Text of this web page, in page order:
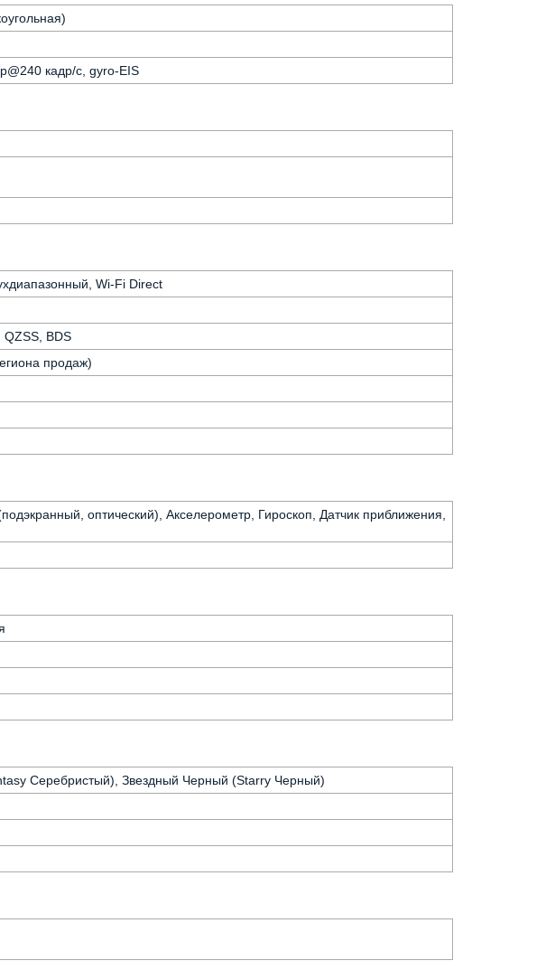
кадр/с, gyro-EIS
Wi-Fi Direct
QZSS, BDS
продаж)
оптический), Акселерометр, Гироскоп, Датчик приближения,
Серебристый), Звездный Черный (Starry Черный)